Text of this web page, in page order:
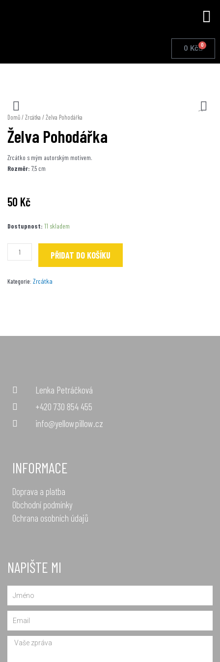
0 Kč 0Cart
Domů/Zrcátka / Želva Pohodářka
Želva Pohodářka
Zrcátko s mým autorským motivem.
Rozměr: 7,5 cm
50 Kč
Dostupnost: 11 skladem
Želva
PŘIDAT DO KOŠÍKU
Kategorie: Zrcátka
Lenka Petráčková
+420 730 854 455
info@yellowpillow.cz
INFORMACE
Doprava a platba
Obchodní podmínky
Ochrana osobních údajů
NAPIŠTE MI
Message